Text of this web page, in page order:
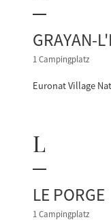
GRAYAN-
1 Campingplatz
Euronat Village
L
LE PORGE
1 Campingplatz